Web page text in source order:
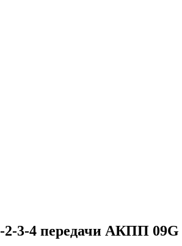
3-4 передачи АКПП